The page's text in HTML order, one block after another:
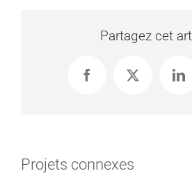
Partagez cet
FacebookX
Projets connexes